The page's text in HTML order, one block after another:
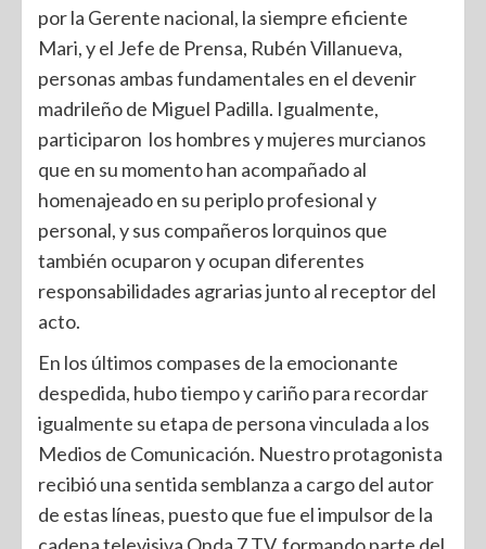
por la Gerente nacional, la siempre eficiente
Mari, y el Jefe de Prensa, Rubén Villanueva,
personas ambas fundamentales en el devenir
madrileño de Miguel Padilla. Igualmente,
participaron los hombres y mujeres murcianos
que en su momento han acompañado al
homenajeado en su periplo profesional y
personal, y sus compañeros lorquinos que
también ocuparon y ocupan diferentes
responsabilidades agrarias junto al receptor del
acto.
En los últimos compases de la emocionante
despedida, hubo tiempo y cariño para recordar
igualmente su etapa de persona vinculada a los
Medios de Comunicación. Nuestro protagonista
recibió una sentida semblanza a cargo del autor
de estas líneas, puesto que fue el impulsor de la